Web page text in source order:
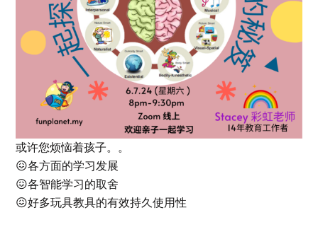
或许您烦恼着孩子。。
😖各方面的学习发展
😖各智能学习的取舍
😖好多玩具教具的有效持久使用性